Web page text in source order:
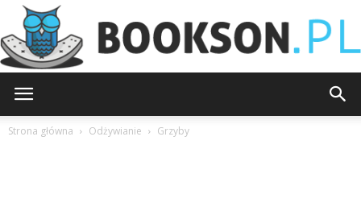
Strona główna Odżywianie Grzyby